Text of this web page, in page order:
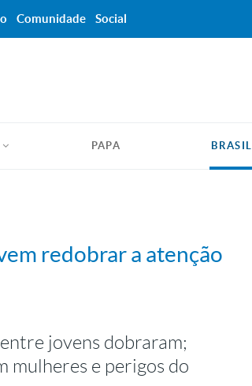
PAPA BRASIL
redobrar a atenção
jovens dobraram;
mulheres e perigos do
Comunidade Social